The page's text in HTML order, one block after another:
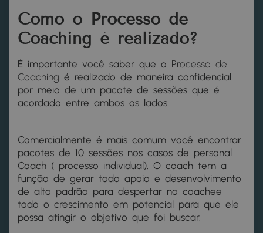
Como o Processo de
Coaching é realizado?
É importante você saber que o Processo de
Coaching é realizado de maneira confidencial
por meio de um pacote de sessões que é
acordado entre ambos os lados.
Comercialmente é mais comum você encontrar
pacotes de 10 sessões nos casos de personal
Coach ( processo individual). O coach tem a
função de gerar todo apoio e desenvolvimento
de alto padrão para despertar no coachee
todo o crescimento em potencial para que ele
possa atingir o objetivo que foi buscar.